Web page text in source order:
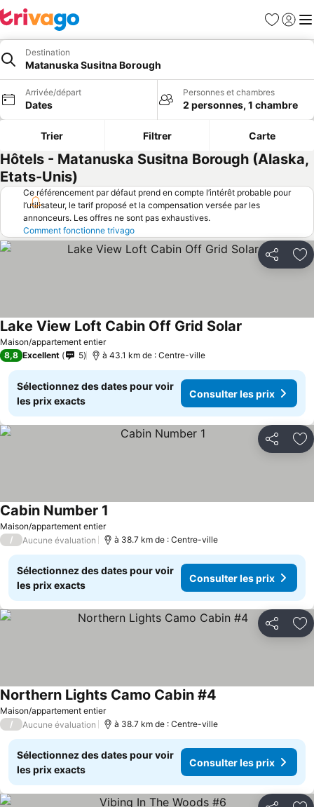
Favoris
Se
Destination
Matanuska Susitna Borough
Arrivée/départ
Dates
Personnes et chambres
2 personnes, 1 chambre
Trier Filtrer Carte
Hôtels - Matanuska Susitna Borough (Alaska,
Etats-Unis)
Ce référencement par défaut prend en compte l’intérêt probable pour
l’utilisateur, le tarif proposé et la compensation versée par les
annonceurs. Les offres ne sont pas exhaustives.
Comment fonctionne trivago
Partager
Maison/appartement entier
Lake View Loft Cabin Off Grid Solar
8,8 Excellent 5 à 43.1 km de : Centre-ville
Sélectionnez des dates pour voir
les prix exacts
Consulter les prix
Partager
Maison/appartement entier
Cabin Number 1
/ Aucune évaluation à 38.7 km de : Centre-ville
Sélectionnez des dates pour voir
les prix exacts
Consulter les prix
Partager
Maison/appartement entier
Northern Lights Camo Cabin #4
/ Aucune évaluation à 38.7 km de : Centre-ville
Sélectionnez des dates pour voir
les prix exacts
Consulter les prix